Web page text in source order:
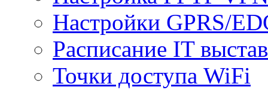
Настройки GPRS/
Расписание IT
Точки доступа WiFi